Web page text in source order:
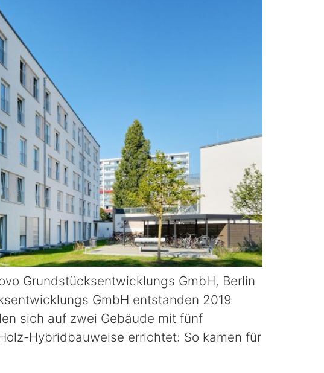
Grundstücksentwicklungs GmbH, Berlin
GmbH entstanden 2019
sich auf zwei Gebäude mit fünf
Hybridbauweise errichtet: So kamen für